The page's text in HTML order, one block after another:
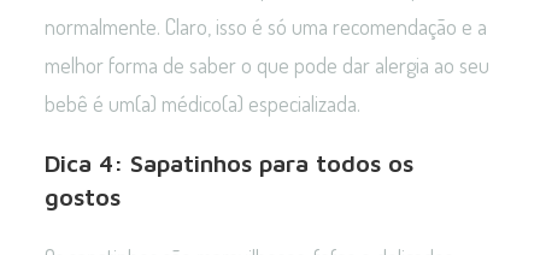
normalmente. Claro, isso é só uma recomendação e a
melhor forma de saber o que pode dar alergia ao seu
bebê é um(a) médico(a) especializada.
Dica 4: Sapatinhos para todos os
gostos